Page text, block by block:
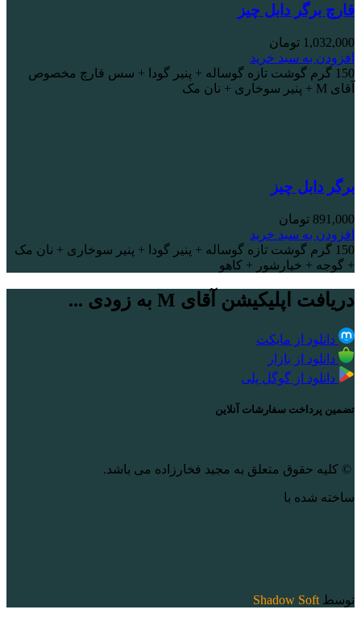
قارچ برگر دابل چیز
1,032,000 تومان
افزودن به سبد خرید
150 گرم گوشت تازه گوساله + پنیر گودا + سس قارچ مخصوص
آقای M + پنیر سوخاری + نان مک
برگر دابل چیز
891,000 تومان
افزودن به سبد خرید
150 گرم گوشت تازه گوساله + پنیر گودا + پنیر سوخاری + نان مک
+ گوجه + خیارشور + کاهو
دریافت اپلیکیشن آقای M به زودی ...
دانلود از مایکت
دانلود از بازار
دانلود از گوگل پلی
تضمین پرداخت سفارشات آنلاین
© کلیه حقوق متعلق به مجید فخارزاده می باشد.
ساخته شده با
توسط Shadow Soft